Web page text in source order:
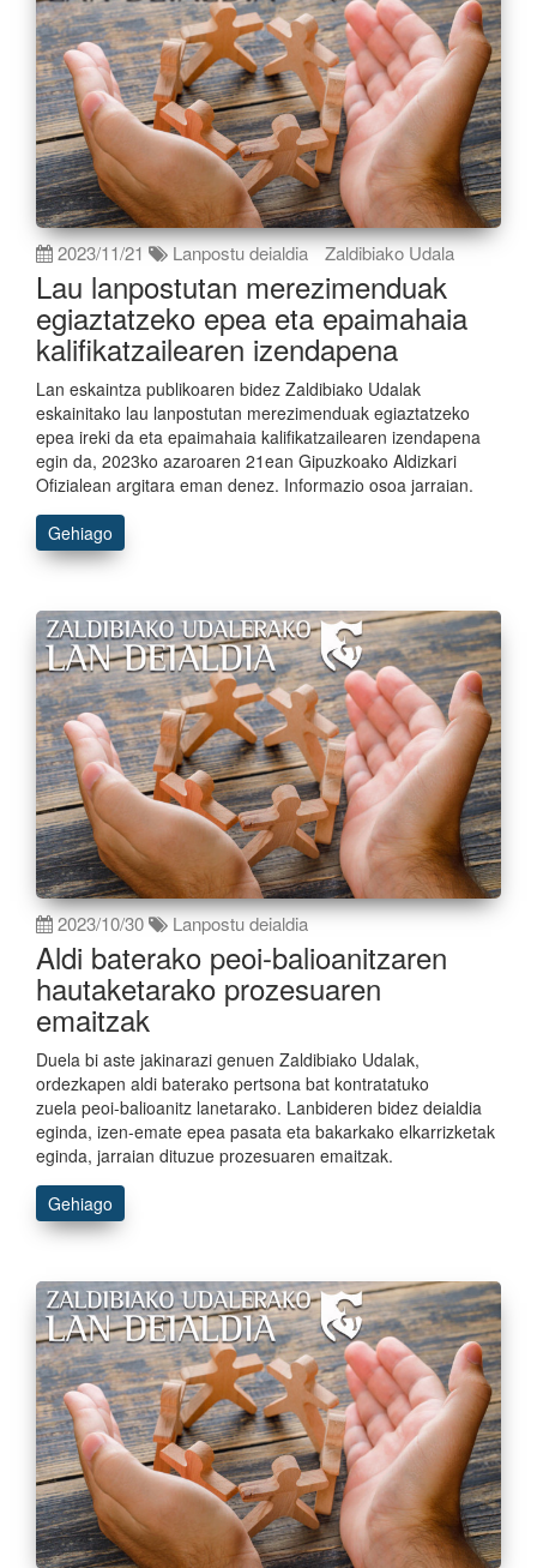
2023/11/21 Lanpostu deialdia Zaldibiako Udala
Lau lanpostutan merezimenduak
egiaztatzeko epea eta epaimahaia
kalifikatzailearen izendapena
Lan eskaintza publikoaren bidez Zaldibiako Udalak
eskainitako lau lanpostutan merezimenduak egiaztatzeko
epea ireki da eta epaimahaia kalifikatzailearen izendapena
egin da, 2023ko azaroaren 21ean Gipuzkoako Aldizkari
Ofizialean argitara eman denez. Informazio osoa jarraian.
Gehiago
2023/10/30 Lanpostu deialdia
Aldi baterako peoi-balioanitzaren
hautaketarako prozesuaren
emaitzak
Duela bi aste jakinarazi genuen Zaldibiako Udalak,
ordezkapen aldi baterako pertsona bat kontratatuko
zuela peoi-balioanitz lanetarako. Lanbideren bidez deialdia
eginda, izen-emate epea pasata eta bakarkako elkarrizketak
eginda, jarraian dituzue prozesuaren emaitzak.
Gehiago